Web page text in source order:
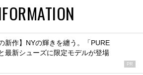
新作】NYの輝きを纏う。「PURE
最新シューズに限定モデルが登場
PR